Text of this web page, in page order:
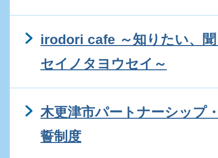
irodori cafe ～知りたい、
セイノタヨウセイ～
木更津市パートナーシップ
誓制度